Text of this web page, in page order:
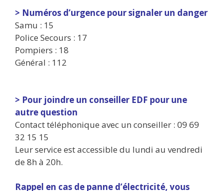
> Numéros d’urgence pour signaler un danger
Samu : 15
Police Secours : 17
Pompiers : 18
Général : 112
> Pour joindre un conseiller EDF pour une
autre question
Contact téléphonique avec un conseiller : 09 69
32 15 15
Leur service est accessible du lundi au vendredi
de 8h à 20h.
Rappel en cas de panne d’électricité, vous